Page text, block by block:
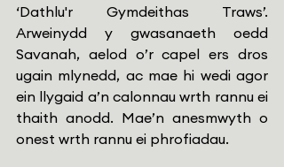
‘Dathlu'r Gymdeithas Traws’.
Arweinydd y gwasanaeth oedd
Savanah, aelod o’r capel ers dros
ugain mlynedd, ac mae hi wedi agor
ein llygaid a’n calonnau wrth rannu ei
thaith anodd. Mae’n anesmwyth o
onest wrth rannu ei phrofiadau.